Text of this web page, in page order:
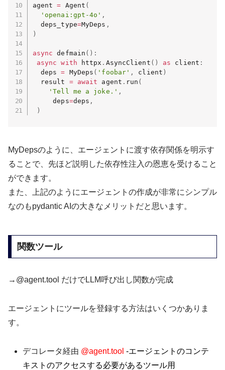
agent = Agent (
'openai:gpt-4o' ,
  deps_type
=MyDeps ,
)
async defmain ( ) :
async
with httpx . AsyncClient ( ) as client :
  deps
= MyDeps ( 'foobar' , client )
  result
= await agent . run (
'Tell me a joke.' ,
     deps
=deps ,
)
MyDepsのように、エージェントに渡す依存関係を明示す
ることで、先ほど説明した依存性注入の恩恵を受けること
ができます。
また、上記のようにエージェントの作成が非常にシンプル
なのもpydantic AIの大きなメリットだと思います。
関数ツール
→@agent.tool だけでLLM呼び出し関数が完成
エージェントにツールを登録する方法はいくつかありま
す。
デコレータ経由 @agent.tool-エージェントのコンテ
キストのアクセスする必要があるツール用